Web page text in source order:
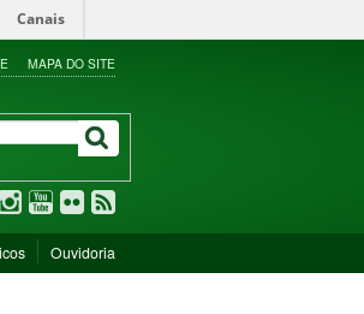
Canais
MAPA DO SITE
Ouvidoria